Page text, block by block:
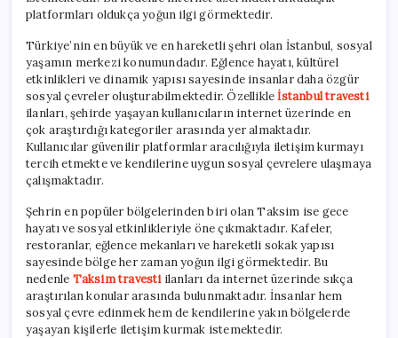
platformları oldukça yoğun ilgi görmektedir.
Türkiye’nin en büyük ve en hareketli şehri olan İstanbul, sosyal
yaşamın merkezi konumundadır. Eğlence hayatı, kültürel
etkinlikleri ve dinamik yapısı sayesinde insanlar daha özgür
sosyal çevreler oluşturabilmektedir. Özellikleİstanbul travesti
ilanları, şehirde yaşayan kullanıcıların internet üzerinde en
çok araştırdığı kategoriler arasında yer almaktadır.
Kullanıcılar güvenilir platformlar aracılığıyla iletişim kurmayı
tercih etmekte ve kendilerine uygun sosyal çevrelere ulaşmaya
çalışmaktadır.
Şehrin en popüler bölgelerinden biri olan Taksim ise gece
hayatı ve sosyal etkinlikleriyle öne çıkmaktadır. Kafeler,
restoranlar, eğlence mekanları ve hareketli sokak yapısı
sayesinde bölge her zaman yoğun ilgi görmektedir. Bu
nedenle Taksim travestiilanları da internet üzerinde sıkça
araştırılan konular arasında bulunmaktadır. İnsanlar hem
sosyal çevre edinmek hem de kendilerine yakın bölgelerde
yaşayan kişilerle iletişim kurmak istemektedir.